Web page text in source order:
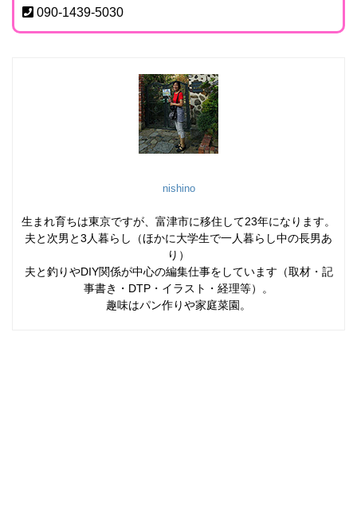
090-1439-5030
nishino
生まれ育ちは東京ですが、富津市に移住して23年になります。
夫と次男と3人暮らし（ほかに大学生で一人暮らし中の長男あ
り）
夫と釣りやDIY関係が中心の編集仕事をしています（取材・記
事書き・DTP・イラスト・経理等）。
趣味はパン作りや家庭菜園。